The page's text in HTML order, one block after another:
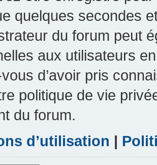
quelques secondes
du forum peut
aux utilisateurs
d’avoir pris
politique de vie
du forum.
d’utilisation |